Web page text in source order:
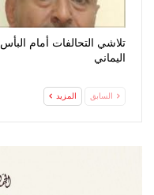
تلاشي التحالفات أمام البأس
اليماني
السابق المزيد